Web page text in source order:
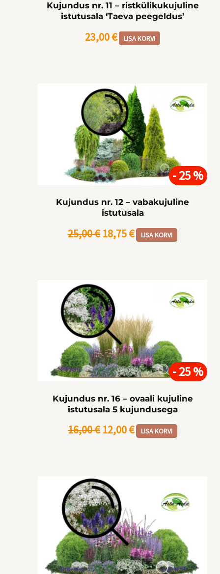
Kujundus nr. 11 – ristkülikukujuline
istutusala ‘Taeva peegeldus’
23,00€ LISA KORVI
- 25 %
Kujundus nr. 12 – vabakujuline
istutusala
25,00€
Algne
hind
oli:
25,00 €.
18,75€
Praegune
hind
on:
18,75 €.
LISA KORVI
- 25 %
Kujundus nr. 16 – ovaali kujuline
istutusala 5 kujundusega
16,00€
Algne
hind
oli:
16,00 €.
12,00€
Praegune
hind
on:
12,00 €.
LISA KORVI